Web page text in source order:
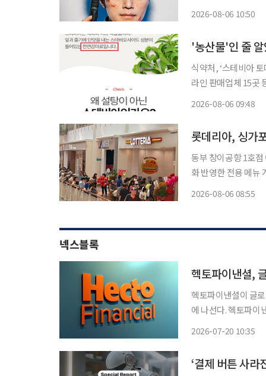
2026-08-06 10:50
'농산물'인 줄
식약처, ‘스테비아
라인 판매업체 15곳
2026-08-06 09:48
롯데리아, 싱가
동부 창이공항 1호점
화 반영한 전용 메뉴 개발 및 핵심
2026-08-06 08:55
넥스블록
헥토파이낸셜,
헥토파이낸셜이 글
에 나선다. 헥토파이낸셜은 AI 에이전트 결제를 위한 글로벌 결제 표준을 개발하는 오픈소스
2026-07-20 10:35
‘결제 버튼 사라